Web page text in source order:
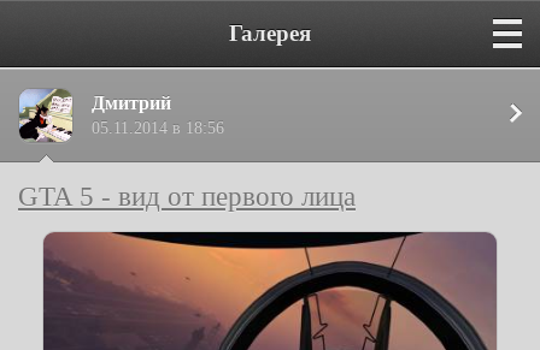
Галерея
Дмитрий
05.11.2014 в 18:56
GTA 5 - вид от первого лица